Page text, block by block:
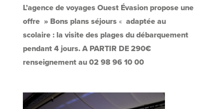
L’agence de voyages Ouest Évasion propose une
offre » Bons plans séjours « adaptée au
scolaire : la visite des plages du débarquement
pendant 4 jours. A PARTIR DE 290€
renseignement au 02 98 96 10 00